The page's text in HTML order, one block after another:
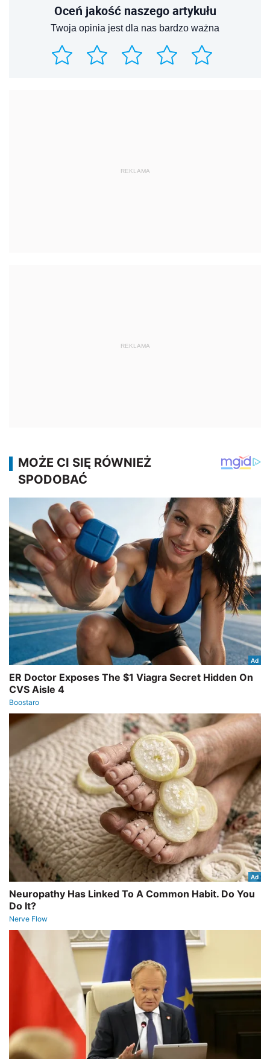
Oceń jakość naszego artykułu
Twoja opinia jest dla nas bardzo ważna
REKLAMA
REKLAMA